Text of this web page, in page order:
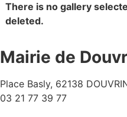
There is no gallery
deleted.
Mairie de
Place Basly, 62138
03 21 77 39 77